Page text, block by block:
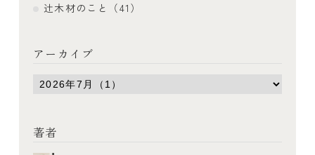
辻木材のこと（41）
アーカイブ
著者